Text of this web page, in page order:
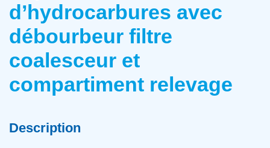
d’hydrocarbures avec
débourbeur filtre
coalesceur et
compartiment relevage
Description